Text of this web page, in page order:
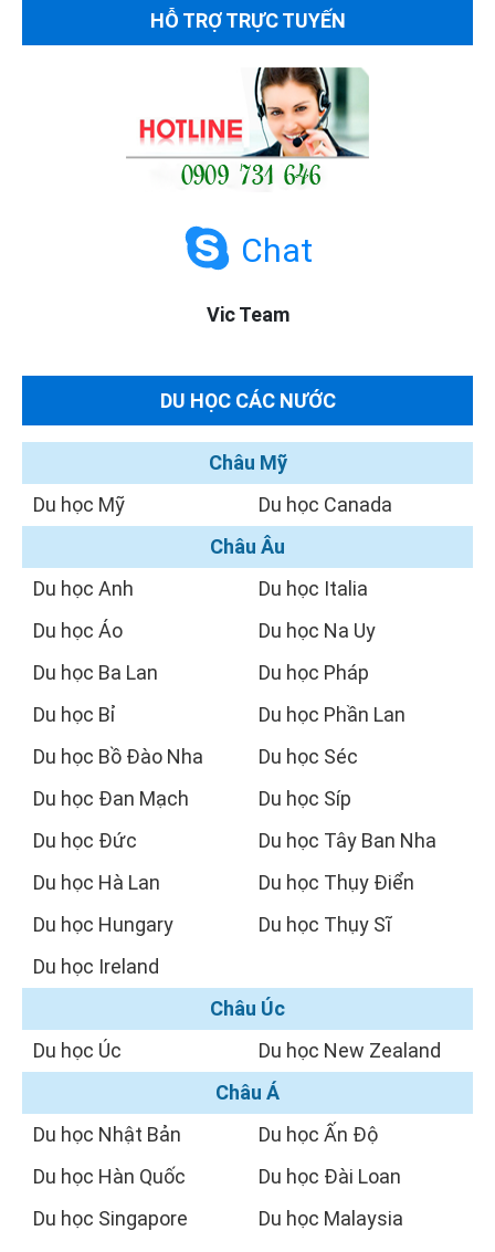
HỖ TRỢ TRỰC TUYẾN
Chat
Vic Team
DU HỌC CÁC NƯỚC
Châu Mỹ
Du học Mỹ
Du học Canada
Châu Âu
Du học Anh
Du học Áo
Du học Ba Lan
Du học Bỉ
Du học Bồ Đào Nha
Du học Đan Mạch
Du học Đức
Du học Hà Lan
Du học Hungary
Du học Ireland
Du học Italia
Du học Na Uy
Du học Pháp
Du học Phần Lan
Du học Séc
Du học Síp
Du học Tây Ban Nha
Du học Thụy Điển
Du học Thụy Sĩ
Châu Úc
Du học Úc
Du học New Zealand
Châu Á
Du học Nhật Bản
Du học Hàn Quốc
Du học Singapore
Du học Ấn Độ
Du học Đài Loan
Du học Malaysia